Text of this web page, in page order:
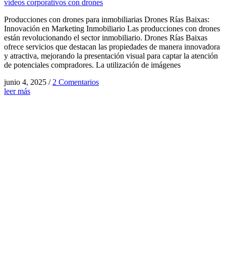
vídeos corporativos con drones
Producciones con drones para inmobiliarias Drones Rías Baixas:
Innovación en Marketing Inmobiliario Las producciones con drones
están revolucionando el sector inmobiliario. Drones Rías Baixas
ofrece servicios que destacan las propiedades de manera innovadora
y atractiva, mejorando la presentación visual para captar la atención
de potenciales compradores. La utilización de imágenes
junio 4, 2025 / 2 Comentarios
leer más